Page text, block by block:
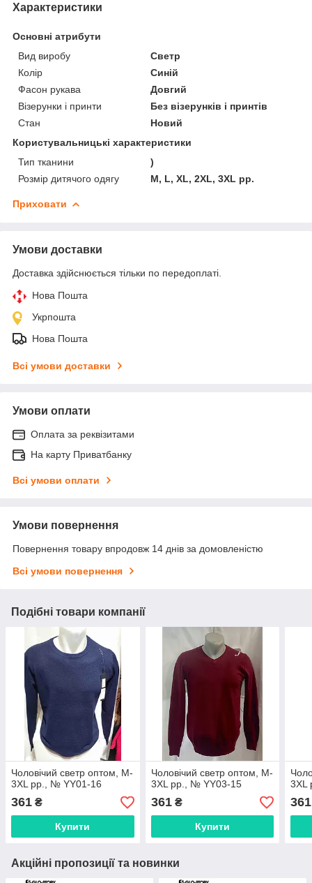
Характеристики
Основні атрибути
Вид виробу
Светр
Колір
Синій
Фасон рукава
Довгий
Візерунки і принти
Без візерунків і принтів
Стан
Новий
Користувальницькі характеристики
Тип тканини
)
Розмір дитячого одягу
M, L, XL, 2XL, 3XL рр.
Приховати
Умови доставки
Доставка здійснюється тільки по передоплаті.
Нова Пошта
Укрпошта
Нова Пошта
Всі умови доставки
Умови оплати
Оплата за реквізитами
На карту Приватбанку
Всі умови оплати
Умови повернення
Повернення товару впродовж 14 днів за домовленістю
Всі умови повернення
Подібні товари компанії
Чоловічий светр оптом, M-
3XL рр., № YY01-16
361 ₴
Купити
Чоловічий светр оптом, M-
3XL рр., № YY03-15
361₴
Купити
3XL
361
Акційні пропозиції та новинки